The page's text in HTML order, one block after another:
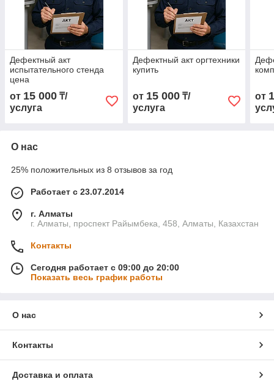
Дефектный акт
испытательного стенда
цена
от 15 000 ₸/
услуга
Дефектный акт оргтехники
купить
от 15 000₸/
услуга
от
О нас
25% положительных из 8 отзывов за год
Работает с 23.07.2014
г. Алматы
г. Алматы, проспект Райымбека, 458, Алматы, Казахстан
Контакты
Сегодня работает с 09:00 до 20:00
Показать весь график работы
О нас
Контакты
Доставка и оплата